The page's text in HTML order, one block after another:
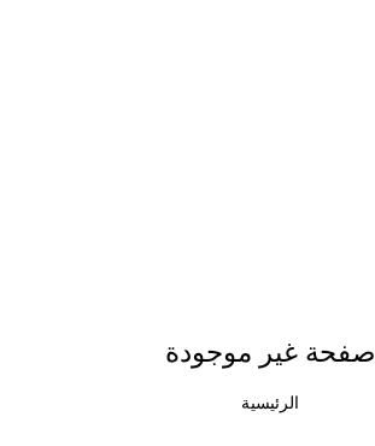
صفحة غير موجودة
الرئيسية